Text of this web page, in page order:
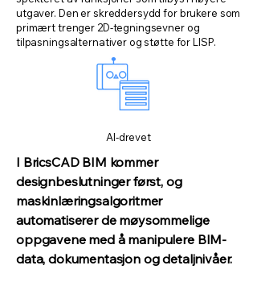
utgaver. Den er skreddersydd for brukere som
primært trenger 2D-tegningsevner og
tilpasningsalternativer og støtte for LISP.
AI-drevet
I BricsCAD BIM kommer
designbeslutninger først, og
maskinlæringsalgoritmer
automatiserer de møysommelige
oppgavene med å manipulere BIM-
data, dokumentasjon og detaljnivåer.